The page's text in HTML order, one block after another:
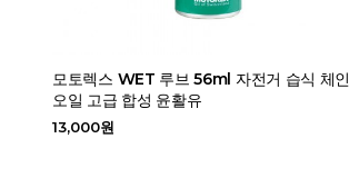
모토렉스 WET 루브 56ml 자전거 습식 체인
오일 고급 합성 윤활유
13,000원